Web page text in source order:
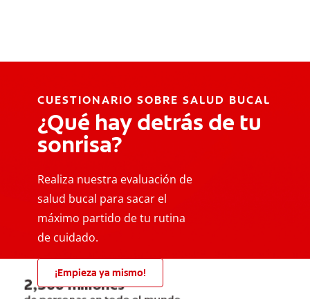
CUESTIONARIO SOBRE SALUD BUCAL
¿Qué hay detrás de tu
sonrisa?
Realiza nuestra evaluación de
salud bucal para sacar el
máximo partido de tu rutina
de cuidado.
¡Empieza ya mismo!